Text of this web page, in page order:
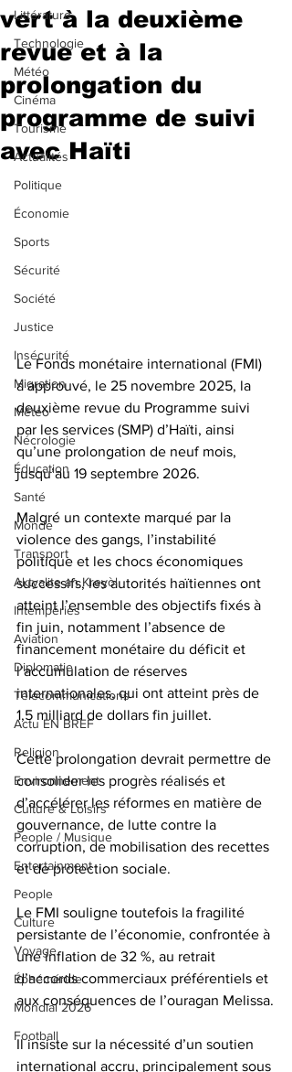
Littérature
Technologie
Météo
Cinéma
Tourisme
Actualités
Politique
Économie
Sports
Sécurité
Société
Justice
Insécurité
Migration
Météo
Nécrologie
Éducation
Santé
Monde
Transport
Aktyalite an Kreyòl
Intempéries
Aviation
Diplomatie
Télécommunications
Actu EN BREF
Religion
Environnement
Culture & Loisirs
People / Musique
Entertainment
People
Culture
Voyage
Éphéméride
Mondial 2026
Football
vert à la deuxième
revue et à la
prolongation du
programme de suivi
avec Haïti
Le Fonds monétaire international (FMI)
a approuvé, le 25 novembre 2025, la
deuxième revue du Programme suivi
par les services (SMP) d’Haïti, ainsi
qu’une prolongation de neuf mois,
jusqu’au 19 septembre 2026.
Malgré un contexte marqué par la
violence des gangs, l’instabilité
politique et les chocs économiques
successifs, les autorités haïtiennes ont
atteint l’ensemble des objectifs fixés à
fin juin, notamment l’absence de
financement monétaire du déficit et
l’accumulation de réserves
internationales, qui ont atteint près de
1,5 milliard de dollars fin juillet.
Cette prolongation devrait permettre de
consolider les progrès réalisés et
d’accélérer les réformes en matière de
gouvernance, de lutte contre la
corruption, de mobilisation des recettes
et de protection sociale.
Le FMI souligne toutefois la fragilité
persistante de l’économie, confrontée à
une inflation de 32 %, au retrait
d’accords commerciaux préférentiels et
aux conséquences de l’ouragan Melissa.
Il insiste sur la nécessité d’un soutien
international accru, principalement sous